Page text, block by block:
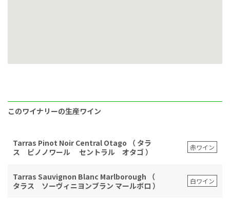
このワイナリーの生産ワイン
Tarras Pinot Noir Central Otago （ タラ
ス ピノノワール セントラル オタゴ ）
赤ワイン
Tarras Sauvignon Blanc Marlborough （
タラス ソーヴィニヨンブラン マールボロ ）
白ワイン